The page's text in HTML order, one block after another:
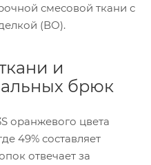
смесовой ткани с
(ВО).
и
брюк
оранжевого цвета
49% составляет
отвечает за